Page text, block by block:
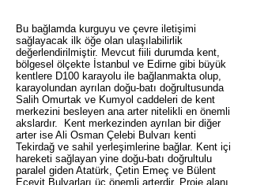
Bu bağlamda kurguyu ve çevre iletişimi
sağlayacak ilk öğe olan ulaşılabilirlik
değerlendirilmiştir. Mevcut fiili durumda kent,
bölgesel ölçekte İstanbul ve Edirne gibi büyük
kentlere D100 karayolu ile bağlanmakta olup,
karayolundan ayrılan doğu-batı doğrultusunda
Salih Omurtak ve Kumyol caddeleri de kent
merkezini besleyen ana arter nitelikli en önemli
akslardır. Kent merkezinden ayrılan bir diğer
arter ise Ali Osman Çelebi Bulvarı kenti
Tekirdağ ve sahil yerleşimlerine bağlar. Kent içi
hareketi sağlayan yine doğu-batı doğrultulu
paralel giden Atatürk, Çetin Emeç ve Bülent
Ecevit Bulvarları üç önemli arterdir. Proje alanı